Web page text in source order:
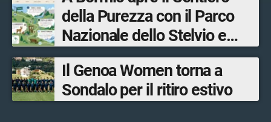
Sondrio, Milano e Como
della Purezza con il Parco
Nazionale dello Stelvio e
Bormio Tourism
Il Genoa Women torna a
Sondalo per il ritiro estivo